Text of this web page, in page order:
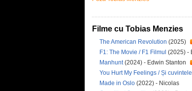
Filme cu Tobias Menzies
The American Revolution (2025)
F1: The Movie / F1 Filmul (2025) -
Manhunt(2024) - Edwin Stanton
You Hurt My Feelings / Și
Made in Oslo (2022) - Nicolas